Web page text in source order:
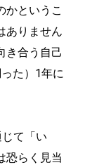
かというこ
ありません
き合う自己
た）1年に
て「い
恐らく見当